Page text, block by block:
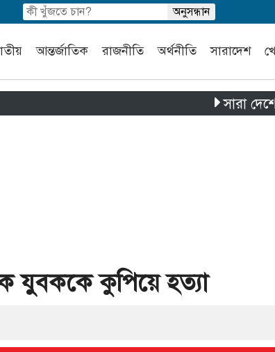
আন্তর্জাতিক রাজনীতি অর্থনীতি সারাদেশ
সারা দেশে পৃথক
যুবককে কুপিয়ে হত্যা